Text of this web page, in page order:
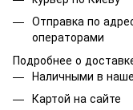
Отправка по
операторами
Подробнее о
Наличными в
Картой на сайте